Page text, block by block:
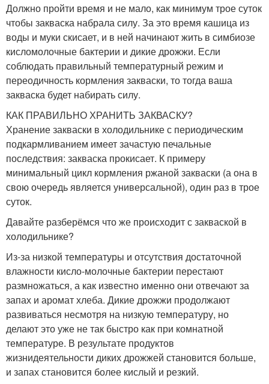
Должно пройти время и не мало, как минимум трое суток
чтобы закваска набрала силу. За это время кашица из
воды и муки скисает, и в ней начинают жить в симбиозе
кисломолочные бактерии и дикие дрожжи. Если
соблюдать правильный температурный режим и
переодичность кормления закваски, то тогда ваша
закваска будет набирать силу.
КАК ПРАВИЛЬНО ХРАНИТЬ ЗАКВАСКУ?
Хранение закваски в холодильнике с периодическим
подкармливанием имеет зачастую печальные
последствия: закваска прокисает. К примеру
минимальный цикл кормления ржаной закваски (а она в
свою очередь является универсальной), один раз в трое
суток.
Давайте разберёмся что же происходит с закваской в
холодильнике?
Из-за низкой температуры и отсутствия достаточной
влажности кисло-молочные бактерии перестают
размножаться, а как известно именно они отвечают за
запах и аромат хлеба. Дикие дрожжи продолжают
развиваться несмотря на низкую температуру, но
делают это уже не так быстро как при комнатной
температуре. В результате продуктов
жизнидеятельности диких дрожжей становится больше,
и запах становится более кислый и резкий.